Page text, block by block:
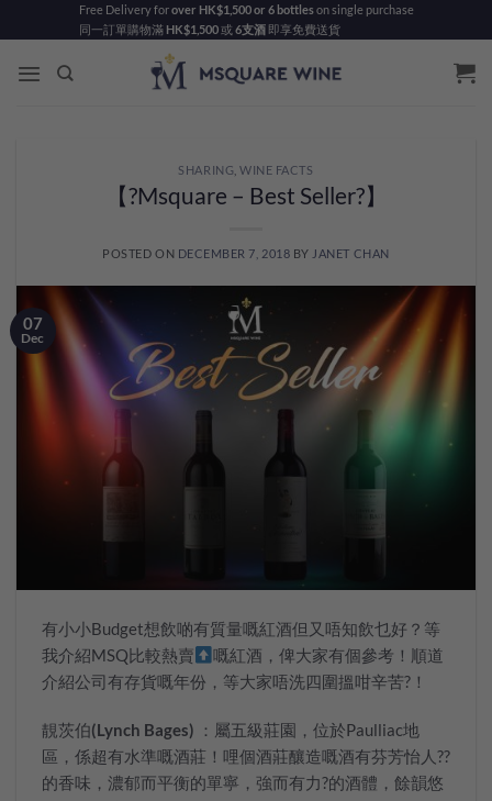
to
content
Free Delivery forover HK$1,500 or 6 bottleson single purchase
同一訂單購物滿 HK$1,500或 6支酒即享免費送貨
SHARING ,WINE FACTS
【?Msquare – Best Seller?】
POSTED ON DECEMBER 7, 2018 BY JANET CHAN
07
Dec
有小小Budget想飲啲有質量嘅紅酒但又唔知飲乜好？等
我介紹MSQ比較熱賣
嘅紅酒，俾大家有個參考！順道
介紹公司有存貨嘅年份，等大家唔洗四圍搵咁辛苦?！
靚茨伯(Lynch Bages) ：屬五級莊園，位於Paulliac地
區，係超有水準嘅酒莊！哩個酒莊釀造嘅酒有芬芳怡人 ??
的香味，濃郁而平衡的單寧，強而有力?的酒體，餘韻悠